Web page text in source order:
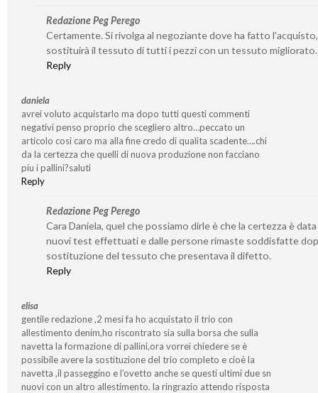
Redazione Peg Perego
Certamente. Si rivolga al negoziante dove ha fatto
sostituirà il tessuto di tutti i pezzi con un tessuto migliorato.
Reply
daniela
avrei voluto acquistarlo ma dopo tutti questi commenti
negativi penso proprio che scegliero altro…peccato un
articolo cosi caro ma alla fine credo di qualita scadente….chi
da la certezza che quelli di nuova produzione non facciano
piu i pallini?saluti
Reply
Redazione Peg Perego
Cara Daniela, quel che possiamo dirle è che la certezza è data
nuovi test effettuati e dalle persone rimaste soddisfatte
sostituzione del tessuto che presentava il difetto.
Reply
elisa
gentile redazione ,2 mesi fa ho acquistato il trio con
allestimento denim,ho riscontrato sia sulla borsa che sulla
navetta la formazione di pallini,ora vorrei chiedere se è
possibile avere la sostituzione del trio completo e cioè la
navetta ,il passeggino e l’ovetto anche se questi ultimi due sn
nuovi con un altro allestimento. la ringrazio attendo risposta